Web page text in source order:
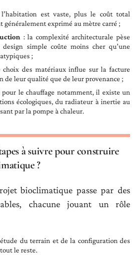
est vaste, plus le coût total
généralement exprimé au mètre carré ;
: la complexité architecturale pèse
simple coûte moins cher qu’une
;
choix des matériaux influe sur la facture
de leur qualité que de leur provenance ;
pour le chauffage notamment, il existe un
écologiques, du radiateur à inertie au
par la pompe à chaleur.
à suivre pour construire
?
bioclimatique passe par des
chacune jouant un rôle
du terrain et de la configuration des
le reste.